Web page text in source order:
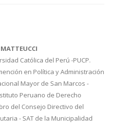
Católica del Perú -PUCP.
en Política y Administración
Mayor de San Marcos -
Peruano de Derecho
del Consejo Directivo del
- SAT de la Municipalidad